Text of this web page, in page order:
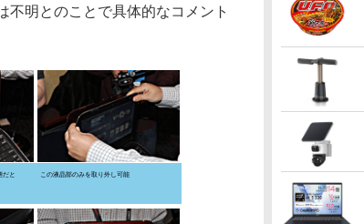
不明とのことで具体的なコメント
だと この液晶部のみを取り外し可能